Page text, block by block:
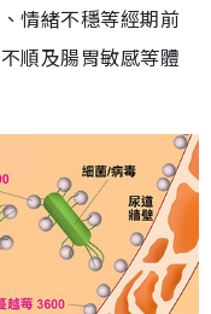
情緒不穩等經期前
順及腸胃敏感等體